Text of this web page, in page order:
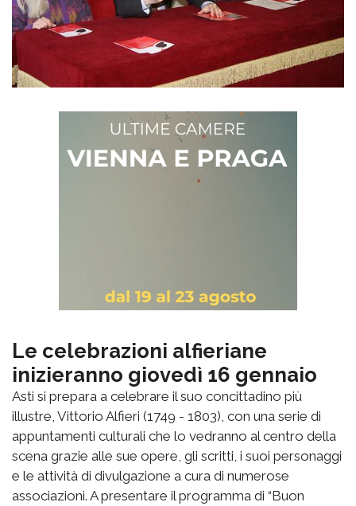
Le celebrazioni alfieriane
inizieranno giovedì 16 gennaio
Asti si prepara a celebrare il suo concittadino più
illustre, Vittorio Alfieri (1749 - 1803), con una serie di
appuntamenti culturali che lo vedranno al centro della
scena grazie alle sue opere, gli scritti, i suoi personaggi
e le attività di divulgazione a cura di numerose
associazioni. A presentare il programma di “Buon